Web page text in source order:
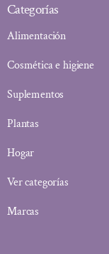
Categorías
Alimentación
Cosmética e higiene
Suplementos
Plantas
Hogar
Ver categorías
Marcas